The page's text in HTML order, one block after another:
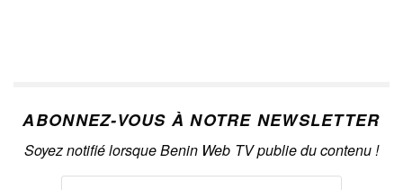
ABONNEZ-VOUS À NOTRE NEWSLETTER
Soyez notifié lorsque Benin Web TV publie du contenu !